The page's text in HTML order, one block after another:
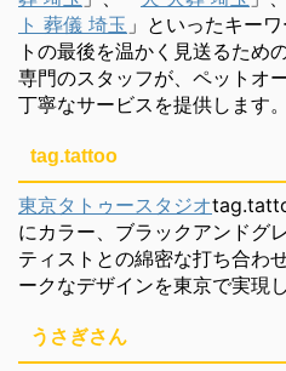
ト 葬儀 埼玉 」といったキー
トの最後を温かく見送るため
専門のスタッフが、ペットオ
丁寧なサービスを提供します。
tag.tattoo
東京タトゥースタジオ
にカラー、ブラックアンドグ
ティストとの綿密な打ち合わ
ークなデザインを東京で実現し
うさぎさん